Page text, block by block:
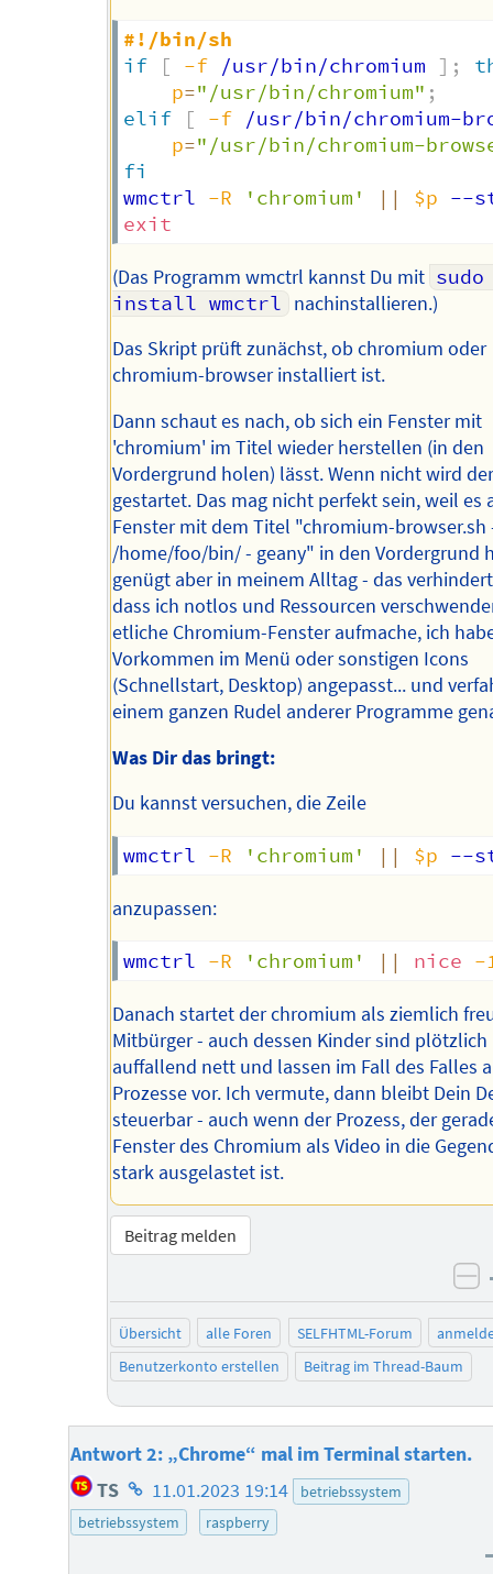
#!/bin/sh
if
[ -f /usr/bin/chromium ] ;
p="/usr/bin/chromium" ;
elif
[ -f /usr/bin/chromium-
p="/usr/bin/chromium-
fi
wmctrl -R 'chromium' || $p --
exit
(Das Programm wmctrl kannst Du mit
install wmctrl nachinstallieren.)
Das Skript prüft zunächst, ob chromium oder
chromium-browser installiert ist.
Dann schaut es nach, ob sich ein Fenster mit
'chromium' im Titel wieder herstellen (in den
Vordergrund holen) lässt. Wenn nicht wird
gestartet. Das mag nicht perfekt sein, weil es
Fenster mit dem Titel "chromium-browser.sh
/home/foo/bin/ - geany" in den Vordergrund
genügt aber in meinem Alltag - das
dass ich notlos und Ressourcen
etliche Chromium-Fenster aufmache, ich
Vorkommen im Menü oder sonstigen Icons
(Schnellstart, Desktop) angepasst... und
einem ganzen Rudel anderer Programme
Was Dir das bringt:
Du kannst versuchen, die Zeile
wmctrl -R 'chromium' || $p --
anzupassen:
wmctrl -R 'chromium' || nice -
Danach startet der chromium als ziemlich
Mitbürger - auch dessen Kinder sind plötzlich
auffallend nett und lassen im Fall des Falles
Prozesse vor. Ich vermute, dann bleibt Dein
steuerbar - auch wenn der Prozess, der
Fenster des Chromium als Video in die
stark ausgelastet ist.
Beitrag melden
Übersicht alle Foren SELFHTML-Forum
Benutzerkonto erstellen
Beitrag im Thread-Baum
Antwort 2: „Chrome“ mal im Terminal starten.
TS Homepage
des
11.01.2023 19:14
betriebssystem
betriebssystem
raspberry